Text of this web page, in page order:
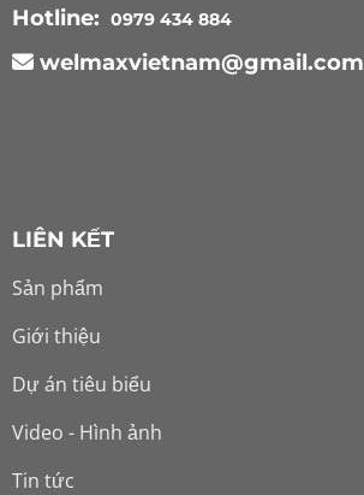
Hotline: 0979 434 884
welmaxvietnam@gmail.com
LIÊN KẾT
Sản phẩm
Giới thiệu
Dự án tiêu biểu
Video - Hình ảnh
Tin tức